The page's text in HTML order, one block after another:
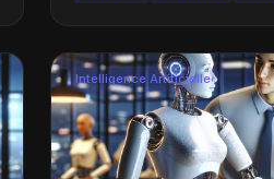
Intelligence Artificielle